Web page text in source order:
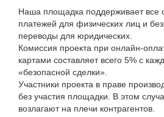
Наша площадка поддерживает все
платежей для физических лиц и
переводы для юридических.
Комиссия проекта при онлайн-
картами составляет всего 5% с
«безопасной сделки».
Участники проекта в праве
без участия площадки. В этом
возлагают на плечи контрагентов.